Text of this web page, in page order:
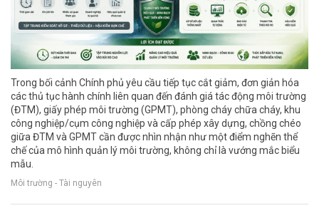
Trong bối cảnh Chính phủ yêu cầu tiếp tục cắt giảm, đơn giản hóa
các thủ tục hành chính liên quan đến đánh giá tác động môi trường
(ĐTM), giấy phép môi trường (GPMT), phòng cháy chữa cháy, khu
công nghiệp/cụm công nghiệp và cấp phép xây dựng, chồng chéo
giữa ĐTM và GPMT cần được nhìn nhận như một điểm nghẽn thể
chế của mô hình quản lý môi trường, không chỉ là vướng mắc biểu
mẫu.
Môi trường - Tài nguyên